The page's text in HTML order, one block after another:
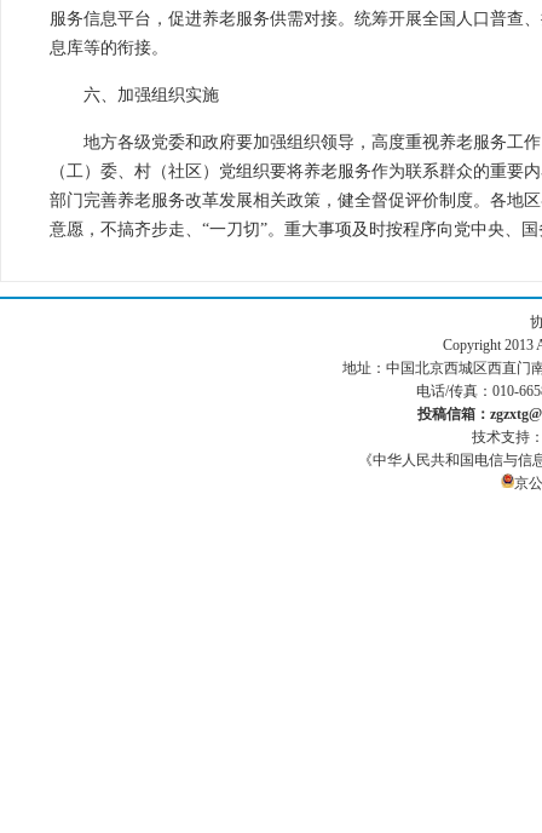
服务信息平台，促进养老服务供需对接。统筹开展全国人口普查
息库等的衔接。
六、加强组织实施
地方各级党委和政府要加强组织领导，高度重视养老服务工
（工）委、村（社区）党组织要将养老服务作为联系群众的重
部门完善养老服务改革发展相关政策，健全督促评价制度。各地
意愿，不搞齐步走、“一刀切”。重大事项及时按程序向党中央、
Copyright 2013
地址：中国北京西城区西直门
电话/传真：010-
投稿信箱：
技术支持
《中华人民共和国电信与
京